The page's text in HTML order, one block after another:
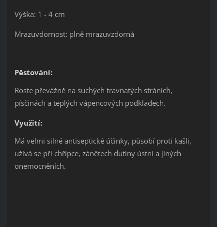
Výška: 1 - 4 cm
Mrazuvdornost: plně mrazuvzdorná
Pěstování:
Roste převážně na suchých travnatých stráních,
písčinách a teplých vápencových podkladech.
Využití:
Má velmi silné antiseptické účinky, působí proti kašli,
užívá se při chřipce, zánětech dutiny ústní a jiných
onemocněních.